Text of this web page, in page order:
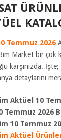
Temmuz 2026
Market bir çok
karşınızda.
detaylarını
Aktüel 10
Temmuz 2026
10 Temmuz
Aktüel